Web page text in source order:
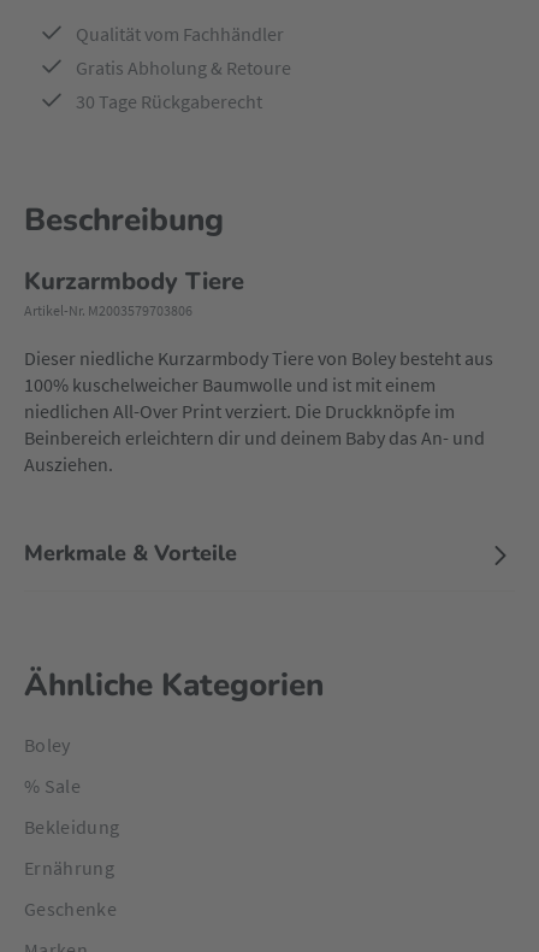
Qualität vom Fachhändler
Gratis Abholung & Retoure
30 Tage Rückgaberecht
Beschreibung
Kurzarmbody Tiere
Artikel-Nr. M2003579703806
Dieser niedliche Kurzarmbody Tiere von Boley besteht aus
100% kuschelweicher Baumwolle und ist mit einem
niedlichen All-Over Print verziert. Die Druckknöpfe im
Beinbereich erleichtern dir und deinem Baby das An- und
Ausziehen.
Merkmale & Vorteile
Ähnliche Kategorien
Boley
% Sale
Bekleidung
Ernährung
Geschenke